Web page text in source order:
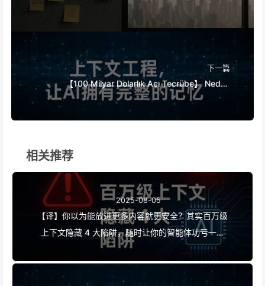
زادت المشاكل! استخدم الكتابة، التصفية، الضغط،
والعزل، وكن حذرًا من التداخلات التي تخلق الارتباك -
تعلم الذكاء الاصطناعي ببطء 170
下一篇
【100 Milyar Dolarlık Acı Tecrübe】 Neden
Şirketler Aşırı Para Harcayıp Yapay Zeka
相关推荐
2025-08-05
【译】你以为能放进更多内容就更安全？其实百万级
上下文隐藏 4 大陷阱，随时让你的智能体功亏一篑
——慢慢学AI168